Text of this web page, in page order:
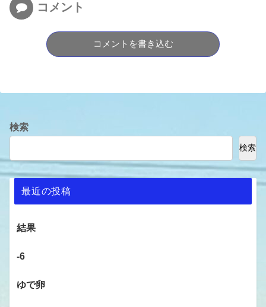
コメント
コメントを書き込む
検索
検索
最近の投稿
結果
-6
ゆで卵